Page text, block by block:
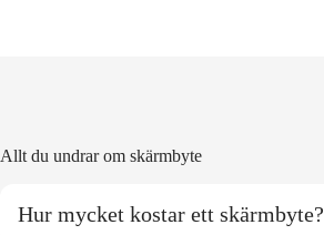
Allt du undrar om skärmbyte
Hur mycket kostar ett skärmbyte?